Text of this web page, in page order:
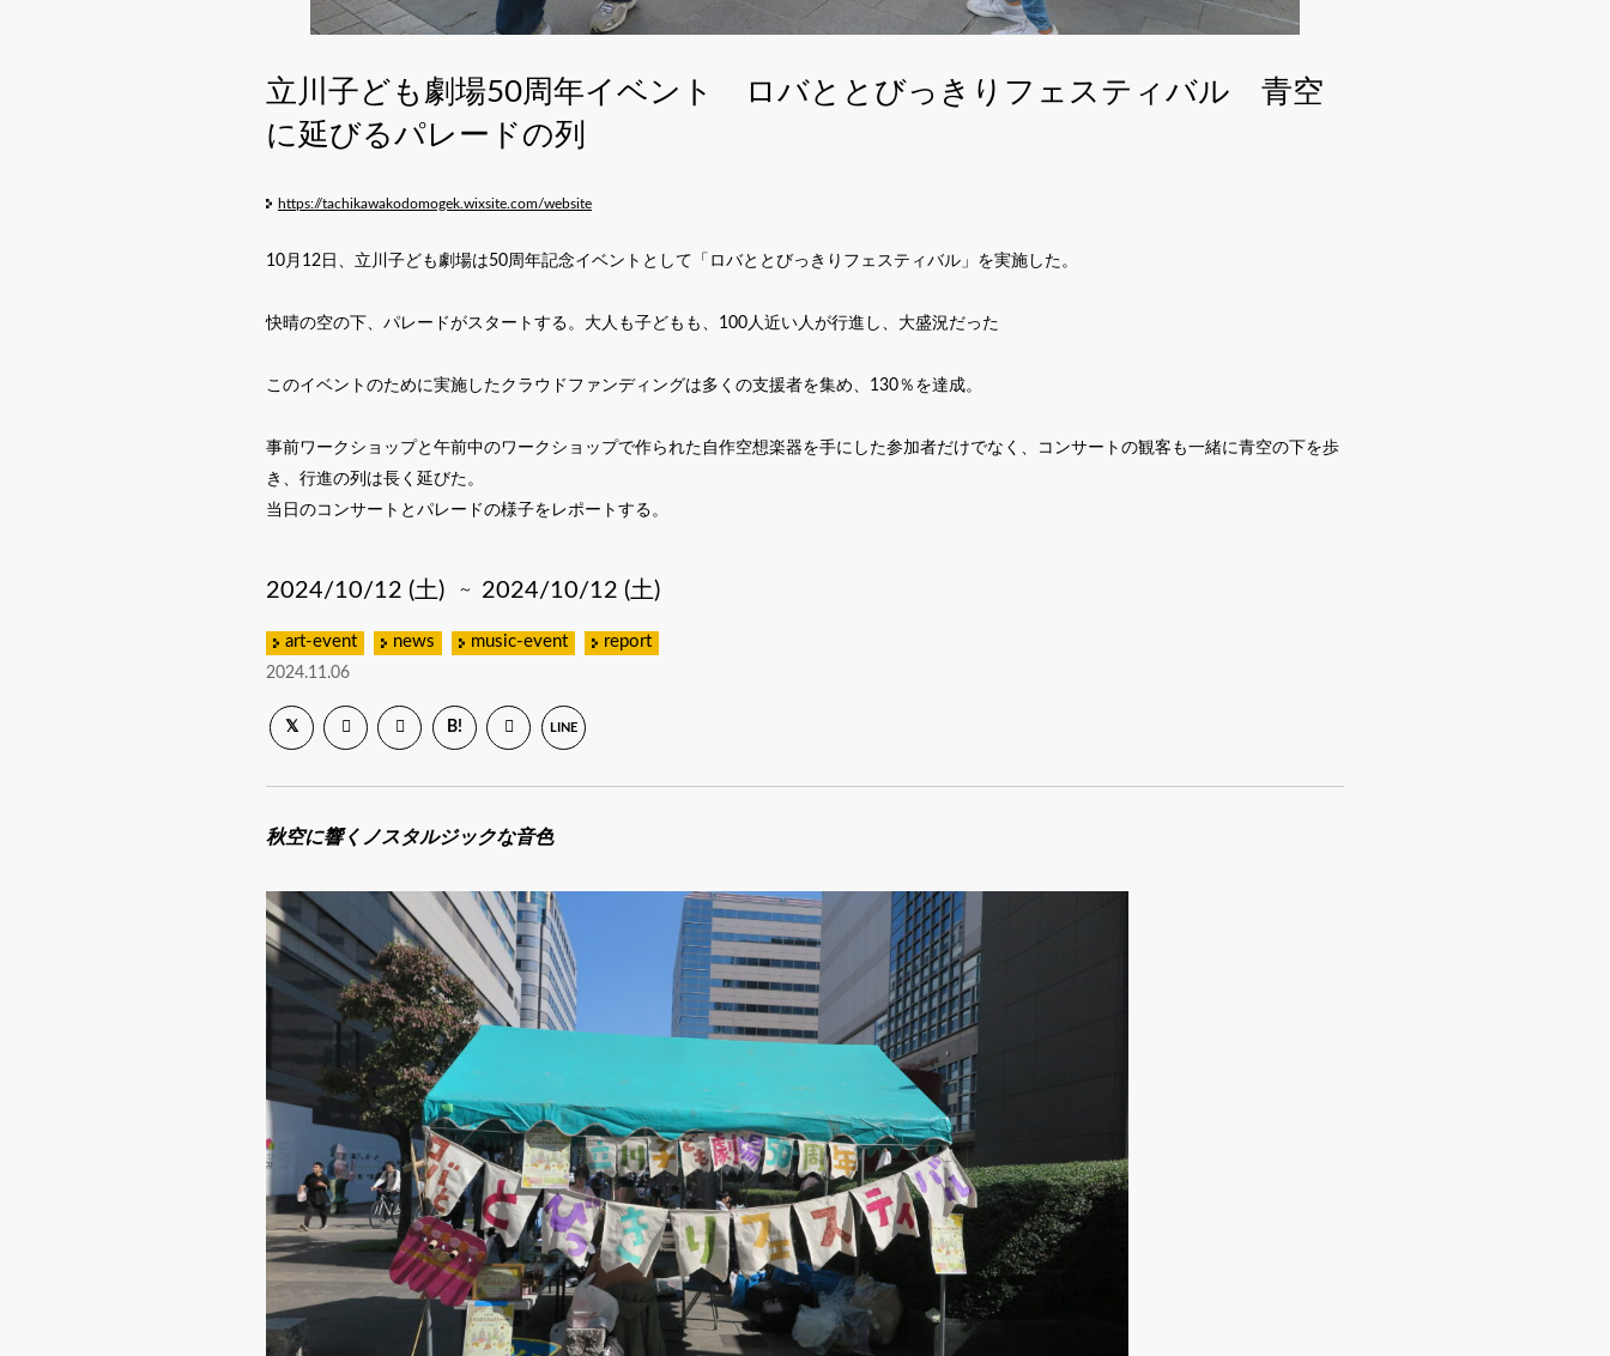
立川子ども劇場50周年イベント ロバととびっきりフェスティバル 青空
に延びるパレードの列
https://tachikawakodomogek.wixsite.com/website
10月12日、立川子ども劇場は50周年記念イベントとして「ロバととびっきりフェスティバル」を実施した。
快晴の空の下、パレードがスタートする。大人も子どもも、100人近い人が行進し、大盛況だった
このイベントのために実施したクラウドファンディングは多くの支援者を集め、130％を達成。
事前ワークショップと午前中のワークショップで作られた自作空想楽器を手にした参加者だけでなく、コンサートの観客も一緒に青空の下を歩
き、行進の列は長く延びた。
当日のコンサートとパレードの様子をレポートする。
2024/10/12 (土) ～ 2024/10/12 (土)
art-event news music-event report
2024.11.06
B! LINE
秋空に響くノスタルジックな音色